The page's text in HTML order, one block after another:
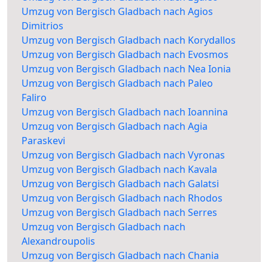
Umzug von Bergisch Gladbach nach Agios
Dimitrios
Umzug von Bergisch Gladbach nach Korydallos
Umzug von Bergisch Gladbach nach Evosmos
Umzug von Bergisch Gladbach nach Nea Ionia
Umzug von Bergisch Gladbach nach Paleo
Faliro
Umzug von Bergisch Gladbach nach Ioannina
Umzug von Bergisch Gladbach nach Agia
Paraskevi
Umzug von Bergisch Gladbach nach Vyronas
Umzug von Bergisch Gladbach nach Kavala
Umzug von Bergisch Gladbach nach Galatsi
Umzug von Bergisch Gladbach nach Rhodos
Umzug von Bergisch Gladbach nach Serres
Umzug von Bergisch Gladbach nach
Alexandroupolis
Umzug von Bergisch Gladbach nach Chania